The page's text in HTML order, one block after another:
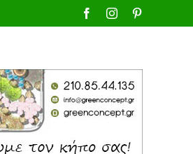
FacebookInstagram